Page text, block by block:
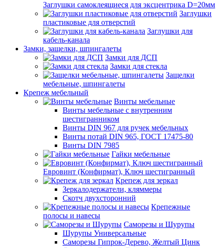
Заглушки самоклеящиеся для эксцентрика D=20мм
Заглушки
пластиковые для отверстий
Заглушки для
кабель-канала
Замки, защелки, шпингалеты
Замки для ДСП
Замки для стекла
Защелки
мебельные, шпингалеты
Крепеж мебельный
Винты мебельные
Винты мебельные с внутренним
шестигранником
Винты DIN 967 для ручек мебельных
Винты потай DIN 965, ГОСТ 17475-80
Винты DIN 7985
Гайки мебельные
Евровинт (Конфирмат), Ключ шестигранный
Крепеж для зеркал
Зеркалодержатели, кляммеры
Скотч двухсторонний
Крепежные
полосы и навесы
Саморезы и Шурупы
Шурупы Универсальные
Саморезы Гипрок-Дерево, Желтый Цинк